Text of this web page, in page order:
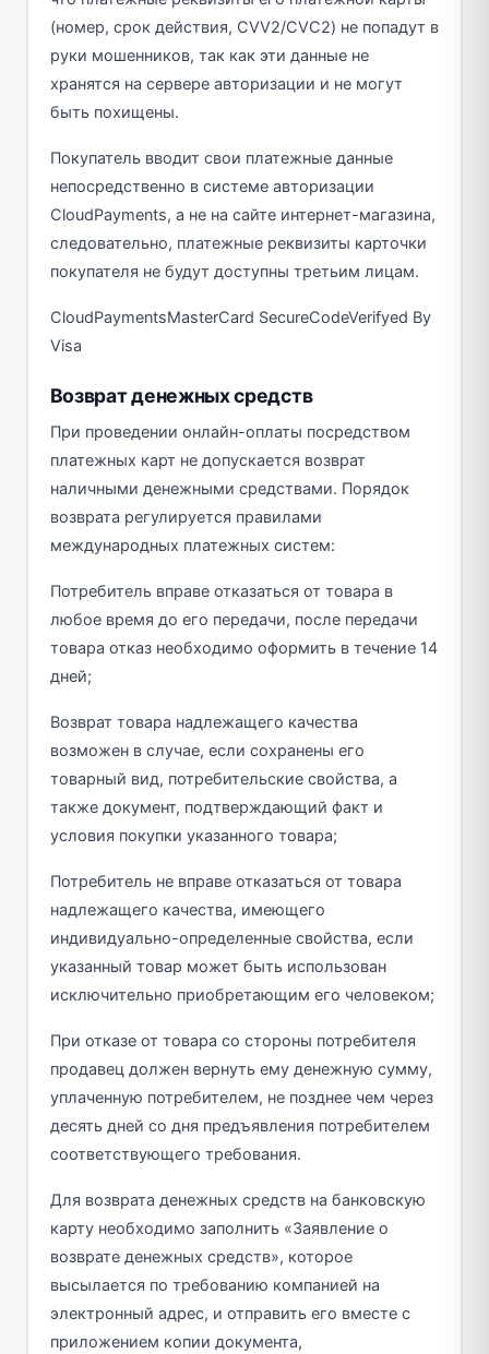
(номер, срок действия, CVV2/CVC2) не попадут в
руки мошенников, так как эти данные не
хранятся на сервере авторизации и не могут
быть похищены.
Покупатель вводит свои платежные данные
непосредственно в системе авторизации
CloudPayments, а не на сайте интернет-магазина,
следовательно, платежные реквизиты карточки
покупателя не будут доступны третьим лицам.
CloudPaymentsMasterCard SecureCodeVerifyed By
Visa
Возврат денежных средств
При проведении онлайн-оплаты посредством
платежных карт не допускается возврат
наличными денежными средствами. Порядок
возврата регулируется правилами
международных платежных систем:
Потребитель вправе отказаться от товара в
любое время до его передачи, после передачи
товара отказ необходимо оформить в течение 14
дней;
Возврат товара надлежащего качества
возможен в случае, если сохранены его
товарный вид, потребительские свойства, а
также документ, подтверждающий факт и
условия покупки указанного товара;
Потребитель не вправе отказаться от товара
надлежащего качества, имеющего
индивидуально-определенные свойства, если
указанный товар может быть использован
исключительно приобретающим его человеком;
При отказе от товара со стороны потребителя
продавец должен вернуть ему денежную сумму,
уплаченную потребителем, не позднее чем через
десять дней со дня предъявления потребителем
соответствующего требования.
Для возврата денежных средств на банковскую
карту необходимо заполнить «Заявление о
возврате денежных средств», которое
высылается по требованию компанией на
электронный адрес, и отправить его вместе с
приложением копии документа,